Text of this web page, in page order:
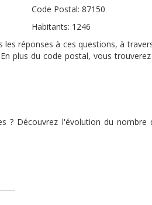
Code Postal: 87150
Habitants: 1246
les réponses à ces questions, à
plus du code postal, vous
Découvrez l'évolution du